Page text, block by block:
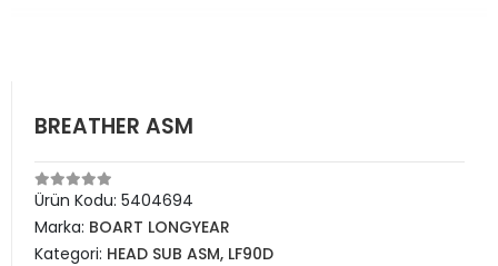
BREATHER ASM
Ürün Kodu: 5404694
Marka: BOART LONGYEAR
Kategori: HEAD SUB ASM, LF90D